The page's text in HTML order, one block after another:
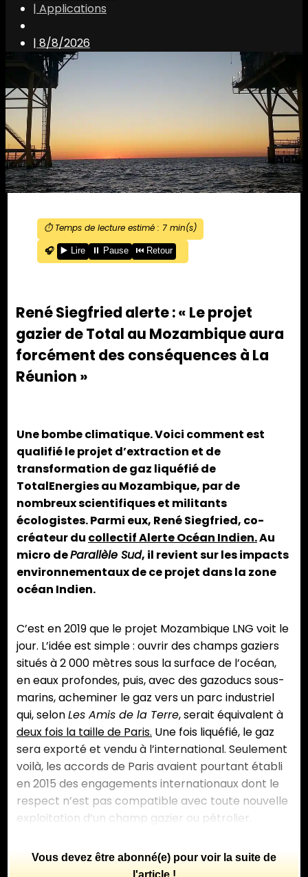
| Applications
| 8/8/2026
⏱️ Temps de lecture estimé : 7min(s)
🎧
▶️ Lire ⏸️ Pause ⏮️ Retour
René Siegfried alerte : « Le projet
gazier de Total au Mozambique aura
forcément des conséquences à La
Réunion »
Une bombe climatique. Voici comment est
qualifié le projet d’extraction et de
transformation de gaz liquéfié de
TotalEnergies au Mozambique, par de
nombreux scientifiques et militants
écologistes. Parmi eux, René Siegfried, co-
créateur du collectif Alerte Océan Indien.Au
micro deParallèle Sud, il revient sur les impacts
environnementaux de ce projet dans la zone
océan Indien.
C’est en 2019 que le projet Mozambique LNG voit le
jour. L’idée est simple : ouvrir des champs gaziers
situés à 2 000 mètres sous la surface de l’océan,
en eaux profondes, puis, avec des gazoducs sous-
marins, acheminer le gaz vers un parc industriel
qui, selonLes Amis de la Terre, serait équivalent à
deux fois la taille de Paris. Une fois liquéfié, le gaz
sera exporté et vendu à l’international. Seulement
voilà, les accords de Paris avaient pourtant établi
en 2015 des engagements internationaux dont le
respect n’est pas compatible avec toute nouvelle
exploitation d’un champ gazier ou pétrolier.
Vous devez être abonné(e) pour voir la suite de